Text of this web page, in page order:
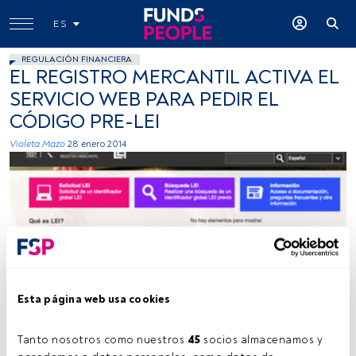
Esta página web usa cookies
Tanto nosotros como nuestros 45 socios almacenamos y
ES
REGULACIÓN FINANCIERA
EL REGISTRO MERCANTIL ACTIVA EL
SERVICIO WEB PARA PEDIR EL
CÓDIGO PRE-LEI
Violeta Mazo 28 enero 2014
Tiempo lectura: 1 min.